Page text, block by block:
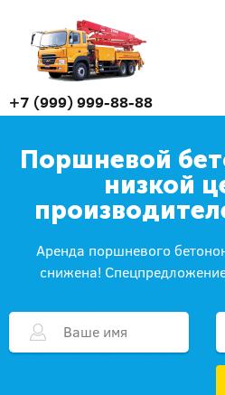
+7 (999) 999-88-88
Поршневой
низкой
Аренда поршневого
снижена!